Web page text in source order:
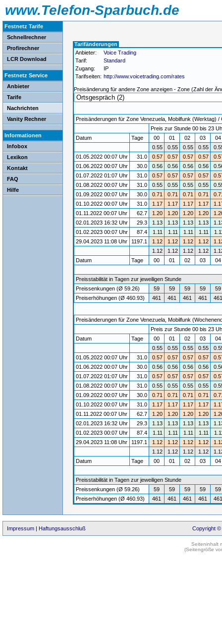
www.Telefon-Sparbuch.de
Festnetz Tarife
Schnellrechner
Profirechner
LCR Download
Festnetz Service
Anbieter
Tarife
Nachrichten
Vanity Rechner
Informationen
Infobox
Lexikon
Kontakt
FAQ
Hilfe
Tarifänderungen
Anbieter:
Voice Trading
Tarif:
Standard
Zugang:
IP
Tarifseiten: http://www.voicetrading.com/rates
Preisänderung für andere Zone anzeigen - Zone (Zahl der
Preisänderungen für Zone Venezuela, Mobilfunk (Werktag) /
Preis zur Stunde 00 bis 23
Datum
Tage 00 01 02 03
0.55
0.55 0.55 0.55
01.05.2022 00:07 Uhr
31.0 0.57 0.57 0.57 0.57
01.06.2022 00:07 Uhr
30.0 0.56 0.56 0.56 0.56
01.07.2022 01:07 Uhr
31.0 0.57 0.57 0.57 0.57
01.08.2022 00:07 Uhr
31.0 0.55 0.55 0.55 0.55
01.09.2022 00:07 Uhr
30.0 0.71 0.71 0.71 0.71
01.10.2022 00:07 Uhr
31.0 1.17 1.17 1.17 1.17
01.11.2022 00:07 Uhr
62.7 1.20 1.20 1.20 1.20
02.01.2023 16:32 Uhr
29.3 1.13 1.13 1.13 1.13
01.02.2023 00:07 Uhr
87.4 1.11 1.11 1.11 1.11
29.04.2023 11:08 Uhr
1197.1 1.12 1.12 1.12 1.12
1.12
1.12 1.12 1.12
Datum
Tage 00 01 02 03 04
Preisstabilität in Tagen zur jeweiligen Stunde
Preissenkungen (Ø 59.26)
59 59 59 59
59
Preiserhöhungen (Ø 460.93)
461 461 461 461 461
Preisänderungen für Zone Venezuela, Mobilfunk
Preis zur Stunde 00 bis 23
Datum
Tage 00 01 02 03
0.55
0.55 0.55 0.55
01.05.2022 00:07 Uhr
31.0 0.57 0.57 0.57 0.57
01.06.2022 00:07 Uhr
30.0 0.56 0.56 0.56 0.56
01.07.2022 01:07 Uhr
31.0 0.57 0.57 0.57 0.57
01.08.2022 00:07 Uhr
31.0 0.55 0.55 0.55 0.55
01.09.2022 00:07 Uhr
30.0 0.71 0.71 0.71 0.71
01.10.2022 00:07 Uhr
31.0 1.17 1.17 1.17 1.17
01.11.2022 00:07 Uhr
62.7 1.20 1.20 1.20 1.20
02.01.2023 16:32 Uhr
29.3 1.13 1.13 1.13 1.13
01.02.2023 00:07 Uhr
87.4 1.11 1.11 1.11 1.11
29.04.2023 11:08 Uhr
1197.1 1.12 1.12 1.12 1.12
1.12
1.12 1.12 1.12
Datum
Tage 00 01 02 03 04
Preisstabilität in Tagen zur jeweiligen Stunde
Preissenkungen (Ø 59.26)
59 59 59 59
59
Preiserhöhungen (Ø 460.93)
461 461 461 461 461
Impressum | Haftungsausschluß Copyright ©
Seiteninhalt
(Seitengröße